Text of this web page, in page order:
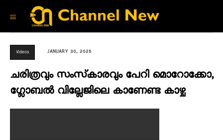
Videos JANUARY 30, 2025
ചരിത്രവും സംസ്‌കാരവും പേറി മൊറോക്കോ,
ഗ്ലോബൽ വില്ലേജിലെ കാണേണ്ട കാഴ്ച